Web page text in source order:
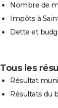
Nombre de
Impôts à
Dette et
Tous les
Résultat
Résultats du